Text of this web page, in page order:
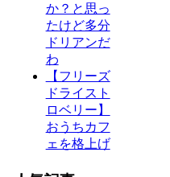
か？と思っ
たけど多分
ドリアンだ
わ
【フリーズ
ドライスト
ロベリー】
おうちカフ
ェを格上げ